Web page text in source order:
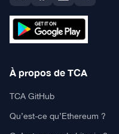
À propos de TCA
TCA GitHub
Qu’est-ce qu’Ethereum ?